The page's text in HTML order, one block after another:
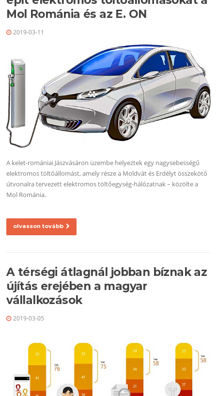
Mol Románia és az E. ON
2019-03-11
A kelet-romániai Jászvásáron üzembe helyeztek egy nagysebességű
elektromos töltőállomást, amely része a Moldvát és Erdélyt összekötő
útvonalra tervezett elektromos töltőegység-hálózatnak – közölte a
Mol Románia.
olvasson tovább
A térségi átlagnál jobban bíznak az
újítás erejében a magyar
vállalkozások
2019-03-05